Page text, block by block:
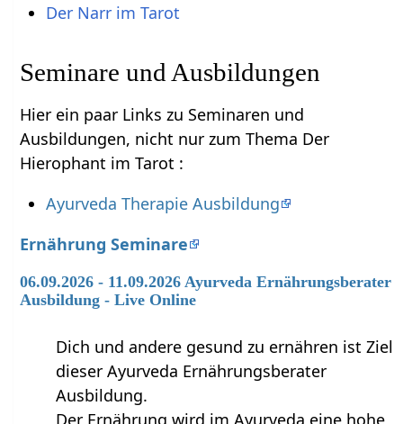
Der Narr im Tarot
Seminare und Ausbildungen
Hier ein paar Links zu Seminaren und
Ausbildungen, nicht nur zum Thema Der
Hierophant im Tarot :
Ayurveda Therapie Ausbildung
Ernährung Seminare
06.09.2026 - 11.09.2026 Ayurveda Ernährungsberater
Ausbildung - Live Online
Dich und andere gesund zu ernähren ist Ziel
dieser Ayurveda Ernährungsberater
Ausbildung.
Der Ernährung wird im Ayurveda eine hohe